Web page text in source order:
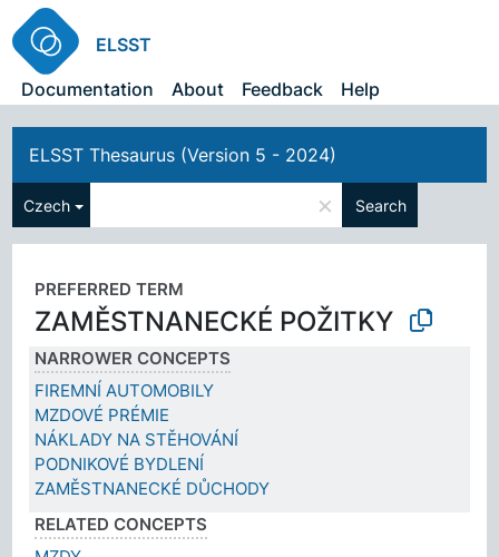
ELSST
Documentation
About Feedback Help
ELSST Thesaurus (Version 5 - 2024)
Czech × Search
PREFERRED TERM
ZAMĚSTNANECKÉ POŽITKY
NARROWER CONCEPTS
FIREMNÍ AUTOMOBILY
MZDOVÉ PRÉMIE
NÁKLADY NA STĚHOVÁNÍ
PODNIKOVÉ BYDLENÍ
ZAMĚSTNANECKÉ DŮCHODY
RELATED CONCEPTS